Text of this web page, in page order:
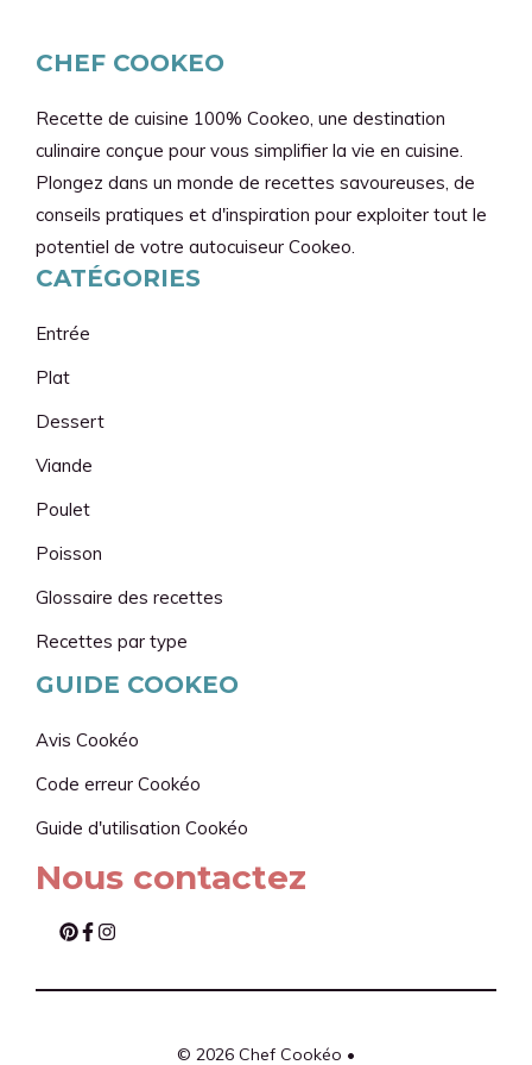
CHEF COOKEO
Recette de cuisine 100% Cookeo, une destination
culinaire conçue pour vous simplifier la vie en cuisine.
Plongez dans un monde de recettes savoureuses, de
conseils pratiques et d'inspiration pour exploiter tout le
potentiel de votre autocuiseur Cookeo.
CATÉGORIES
Entrée
Plat
Dessert
Viande
Poulet
Poisson
Glossaire des recettes
Recettes par type
GUIDE COOKEO
Avis Cookéo
Code erreur Cookéo
Guide d'utilisation Cookéo
Nous contactez
© 2026 Chef Cookéo •